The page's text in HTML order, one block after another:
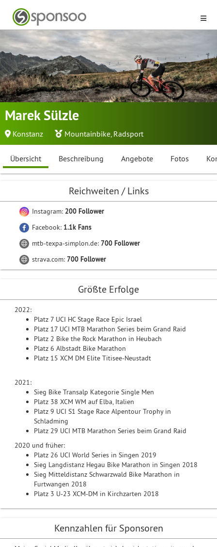
Marek Sülzle
Konstanz Mountainbike, Radsport
Übersicht Beschreibung Angebote Fotos
Reichweiten / Links
Instagram: 200 Follower
Facebook: 1.1k Fans
mtb-texpa-simplon.de: 700 Follower
strava.com: 700 Follower
Größte Erfolge
2022:
Platz 7 UCI HC Stage Race Epic Israel
Platz 17 UCI MTB Marathon Series beim Grand Raid
Platz 2 Bike the Rock Marathon in Heubach
Platz 6 Albstadt Bike Marathon
Platz 15 XCM DM Elite Titisee-Neustadt
2021:
Sieg Bike Transalp Kategorie Single Men
Platz 38 XCM WM auf Elba, Italien
Platz 9 UCI S1 Stage Race Alpentour Trophy in
Schladming
Platz 29 UCI MTB Marathon Series beim Grand Raid
2020 und früher:
Platz 26 UCI World Series in Singen 2019
Sieg Langdistanz Hegau Bike Marathon in Singen 2018
Sieg Mitteldistanz Schwarzwald Bike Marathon in
Furtwangen 2018
Platz 3 U-23 XCM-DM in Kirchzarten 2018
Kennzahlen für Sponsoren